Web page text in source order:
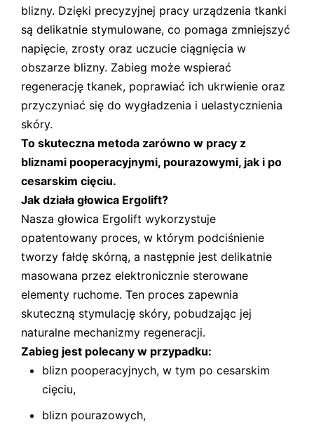
blizny. Dzięki precyzyjnej pracy urządzenia tkanki
są delikatnie stymulowane, co pomaga zmniejszyć
napięcie, zrosty oraz uczucie ciągnięcia w
obszarze blizny. Zabieg może wspierać
regenerację tkanek, poprawiać ich ukrwienie oraz
przyczyniać się do wygładzenia i uelastycznienia
skóry.
To skuteczna metoda zarówno w pracy z
bliznami pooperacyjnymi, pourazowymi, jak i po
cesarskim cięciu.
Jak działa głowica Ergolift?
Nasza głowica Ergolift wykorzystuje
opatentowany proces, w którym podciśnienie
tworzy fałdę skórną, a następnie jest delikatnie
masowana przez elektronicznie sterowane
elementy ruchome. Ten proces zapewnia
skuteczną stymulację skóry, pobudzając jej
naturalne mechanizmy regeneracji.
Zabieg jest polecany w przypadku:
blizn pooperacyjnych, w tym po cesarskim
cięciu,
blizn pourazowych,